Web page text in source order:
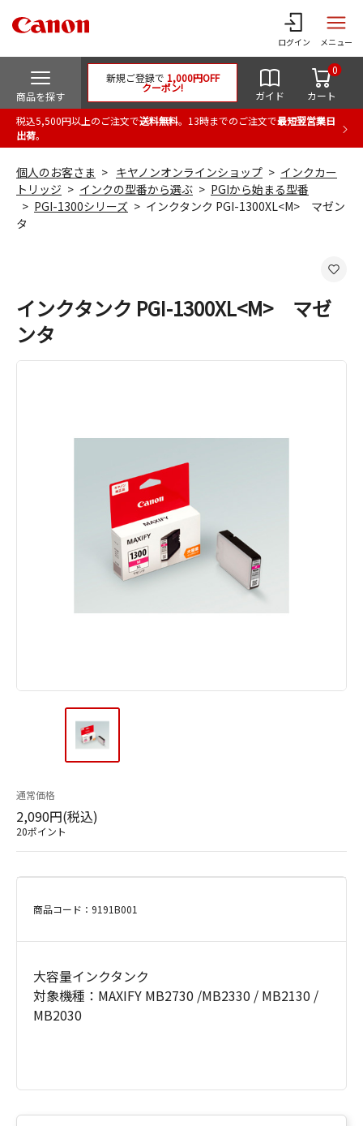
ログイン メニュー
商品を探す
新規ご登録で 1,000円OFF
クーポン!
ガイド カート
0
税込5,500円以上のご注文で送料無料。13時までのご注文で最短翌営業日
出荷。
個人のお客さま キヤノンオンラインショップ
インクカー
トリッジ
インクの型番から選ぶ
PGIから始まる型番
PGI-1300シリーズ
インクタンク PGI-1300XL<M> マゼン
タ
インクタンク PGI-1300XL<M> マゼ
ンタ
通常価格
2,090円(税込)
20ポイント
商品コード：9191B001
大容量インクタンク
対象機種：MAXIFY MB2730 /MB2330 / MB2130 /
MB2030